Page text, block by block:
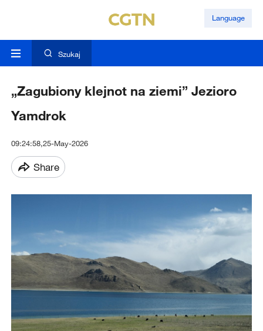
Language
Szukaj
„Zagubiony klejnot na ziemi” Jezioro
Yamdrok
09:24:58,25-May-2026
Share